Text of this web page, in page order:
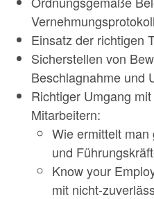
Einsatz der richtigen
Sicherstellen von
Beschlagnahme und
Richtiger Umgang
Mitarbeitern:
Wie ermittelt
und
Know your
mit nicht-